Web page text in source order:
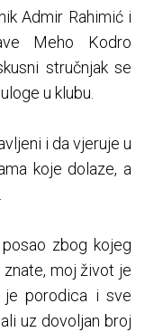
Admir Rahimić i
Meho Kodro
stručnjak se
u klubu.
i da vjeruje u
koje dolaze, a
zbog kojeg
moj život je
je porodica i sve
uz dovoljan broj